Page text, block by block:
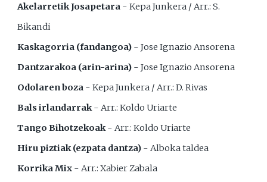
Akelarretik Josapetara - Kepa Junkera / Arr.: S.
Bikandi
Kaskagorria (fandangoa) - Jose Ignazio Ansorena
Dantzarakoa (arin-arina) - Jose Ignazio Ansorena
Odolaren boza - Kepa Junkera / Arr.: D. Rivas
Bals irlandarrak- Arr.: Koldo Uriarte
Tango Bihotzekoak- Arr.: Koldo Uriarte
Hiru piztiak (ezpata dantza) - Alboka taldea
Korrika Mix - Arr.: Xabier Zabala